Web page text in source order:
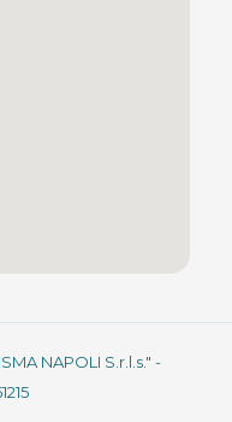
NAPOLI S.r.l.s." -